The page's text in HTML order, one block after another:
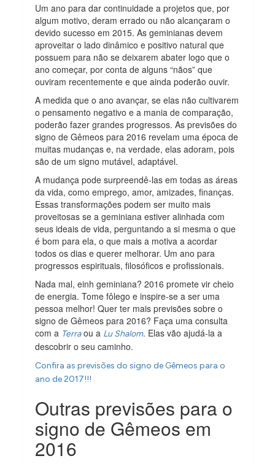
Um ano para dar continuidade a projetos que, por
algum motivo, deram errado ou não alcançaram o
devido sucesso em 2015. As geminianas devem
aproveitar o lado dinâmico e positivo natural que
possuem para não se deixarem abater logo que o
ano começar, por conta de alguns “nãos” que
ouviram recentemente e que ainda poderão ouvir.
A medida que o ano avançar, se elas não cultivarem
o pensamento negativo e a mania de comparação,
poderão fazer grandes progressos. As previsões do
signo de Gêmeos para 2016 revelam uma época de
muitas mudanças e, na verdade, elas adoram, pois
são de um signo mutável, adaptável.
A mudança pode surpreendê-las em todas as áreas
da vida, como emprego, amor, amizades, finanças.
Essas transformações podem ser muito mais
proveitosas se a geminiana estiver alinhada com
seus ideais de vida, perguntando a si mesma o que
é bom para ela, o que mais a motiva a acordar
todos os dias e querer melhorar. Um ano para
progressos espirituais, filosóficos e profissionais.
Nada mal, einh geminiana? 2016 promete vir cheio
de energia. Tome fôlego e inspire-se a ser uma
pessoa melhor! Quer ter mais previsões sobre o
signo de Gêmeos para 2016? Faça uma consulta
com a Terraou a Lu Shalom. Elas vão ajudá-la a
descobrir o seu caminho.
Confira as previsões do signo de Gêmeos para o
ano de 2017!!!
Outras previsões para o
signo de Gêmeos em
2016